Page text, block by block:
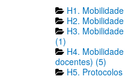
H1.
H2.
H3.
(1)
H4.
docentes) (5)
H5.